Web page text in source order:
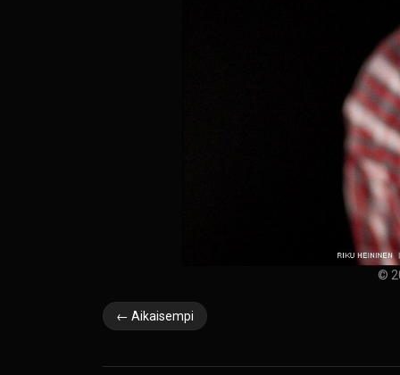
©
← Aikaisempi